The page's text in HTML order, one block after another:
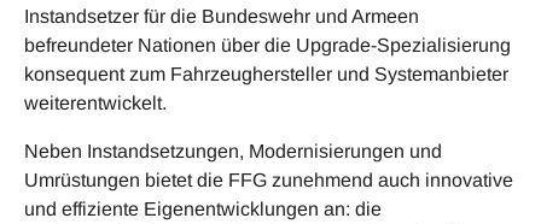
Instandsetzer für die Bundeswehr und Armeen
befreundeter Nationen über die Upgrade-Spezialisierung
konsequent zum Fahrzeughersteller und Systemanbieter
weiterentwickelt.
Neben Instandsetzungen, Modernisierungen und
Umrüstungen bietet die FFG zunehmend auch innovative
und effiziente Eigenentwicklungen an: die